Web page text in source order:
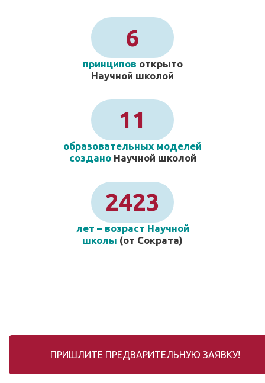
6
принципов открыто
Научной школой
11
образовательных моделей
создано Научной школой
2423
лет – возраст Научной
школы (от Сократа)
ПРИШЛИТЕ ПРЕДВАРИТЕЛЬНУЮ ЗАЯВКУ!